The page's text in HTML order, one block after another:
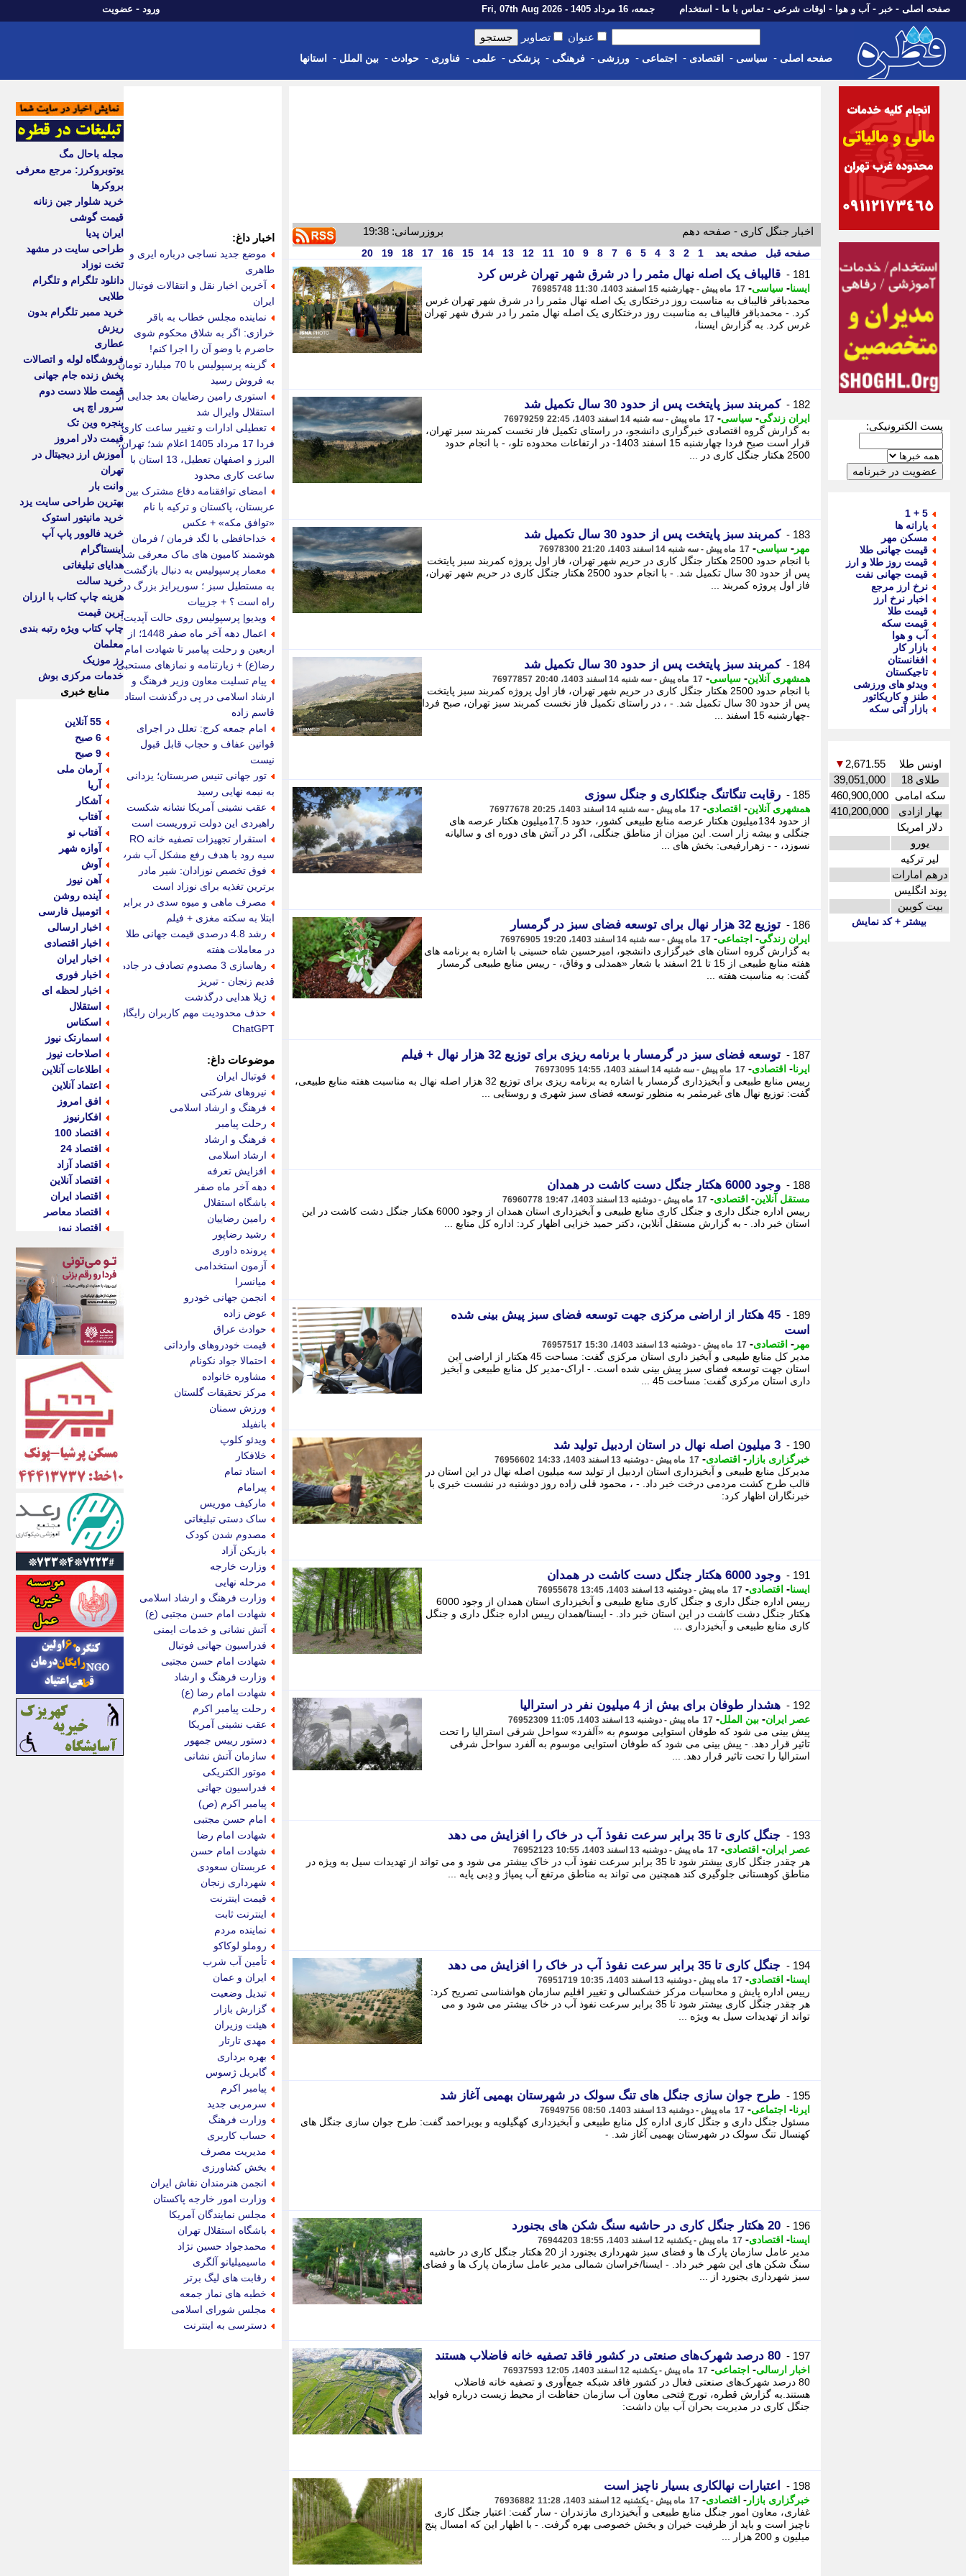
صفحه اصلی - خبر - آب و هوا - اوقات شرعی - تماس با ما - استخدام جمعه، 16 مرداد 1405 - Fri, 07th Aug 2026 ورود - عضویت
عنوان تصاویر
صفحه اصلی - سیاسی - اقتصادی - اجتماعی - ورزشی - فرهنگی - پزشکی - علمی - فناوری - حوادث - بین الملل - استانها
پست الکترونیکی:
5 + 1
یارانه ها
مسکن مهر
قیمت جهانی طلا
قیمت روز طلا و ارز
قیمت جهانی نفت
نرخ ارز مرجع
اخبار نرخ ارز
قیمت طلا
قیمت سکه
آب و هوا
بازار کار
افغانستان
تاجیکستان
ویدئو های ورزشی
طنز و کاریکاتور
بازار آتی سکه
اونس طلا 2,671.55
▼
طلای 18
39,051,000
سکه امامی 460,900,000
بهار ازادی
410,200,000
دلار امریکا
یورو
لیر ترکیه
درهم امارات
پوند انگلیس
بیت کویین
بیشتر + کد نمایش
اخبار جنگل کاری - صفحه دهم بروزرسانی: 19:38
صفحه قبل صفحه بعد 1
2
3
4
5
6
7
8
9
10
11
12
13
14
15
16
17
18
19
20
181 - قالیباف یک اصله نهال مثمر را در شرق شهر تهران غرس کرد
ایسنا- سیاسی- 17 ماه پیش - چهارشنبه 15 اسفند 1403، 11:30 76985748
محمدباقر قالیباف به مناسبت روز درختکاری یک اصله نهال مثمر را در شرق شهر تهران غرس
کرد. - محمدباقر قالیباف به مناسبت روز درختکاری یک اصله نهال مثمر را در شرق شهر تهران
غرس کرد. به گزارش ایسنا،
182 - کمربند سبز پایتخت پس از حدود 30 سال تکمیل شد
ایران زندگی- سیاسی- 17 ماه پیش - سه شنبه 14 اسفند 1403، 22:45 76979259
به گزارش گروه اقتصادی خبرگزاری دانشجو، در راستای تکمیل فاز نخست کمربند سبز تهران،
قرار است صبح فردا چهارشنبه 15 اسفند 1403- در ارتفاعات محدوده تلو، - با انجام حدود
2500 هکتار جنگل کاری در ...
183 - کمربند سبز پایتخت پس از حدود 30 سال تکمیل شد
مهر - سیاسی- 17 ماه پیش - سه شنبه 14 اسفند 1403، 21:20 76978300
با انجام حدود 2500 هکتار جنگل کاری در حریم شهر تهران، فاز اول پروژه کمربند سبز پایتخت
پس از حدود 30 سال تکمیل شد. - با انجام حدود 2500 هکتار جنگل کاری در حریم شهر تهران،
فاز اول پروژه کمربند ...
184 - کمربند سبز پایتخت پس از حدود 30 سال تکمیل شد
همشهری آنلاین- سیاسی- 17 ماه پیش - سه شنبه 14 اسفند 1403، 20:40 76977857
با انجام حدود 2500 هکتار جنگل کاری در حریم شهر تهران، فاز اول پروژه کمربند سبز پایتخت
پس از حدود 30 سال تکمیل شد. - ، در راستای تکمیل فاز نخست کمربند سبز تهران، صبح فردا
-چهارشنبه 15 اسفند ...
185 - رقابت تنگاتنگ جنگلکاری و جنگل سوزی
همشهری آنلاین- اقتصادی- 17 ماه پیش - سه شنبه 14 اسفند 1403، 20:25 76977678
از حدود 134میلیون هکتار عرصه منابع طبیعی کشور، حدود 17.5میلیون هکتار عرصه های
جنگلی و بیشه زار است. این میزان از مناطق جنگلی، اگر در آتش های دوره ای و سالیانه
نسوزد، - - زهرارفیعی: بخش های ...
186 - توزیع 32 هزار نهال برای توسعه فضای سبز در گرمسار
ایران زندگی- اجتماعی- 17 ماه پیش - سه شنبه 14 اسفند 1403، 19:20 76976905
به گزارش گروه استان های خبرگزاری دانشجو، امیرحسین شاه حسینی با اشاره به برنامه های
هفته منابع طبیعی از 15 تا 21 اسفند با شعار «همدلی و وفاق، - رییس منابع طبیعی گرمسار
گفت: به مناسبت هفته ...
187 - توسعه فضای سبز در گرمسار با برنامه ریزی برای توزیع 32 هزار نهال + فیلم
ایرنا- اقتصادی- 17 ماه پیش - سه شنبه 14 اسفند 1403، 14:55 76973095
رییس منابع طبیعی و آبخیزداری گرمسار با اشاره به برنامه ریزی برای توزیع 32 هزار اصله نهال به مناسبت هفته منابع طبیعی،
گفت: توزیع نهال های غیرمثمر به منظور توسعه فضای سبز شهری و روستایی ...
188 - وجود 6000 هکتار جنگل دست کاشت در همدان
مستقل آنلاین- اقتصادی- 17 ماه پیش - دوشنبه 13 اسفند 1403، 19:47 76960778
رییس اداره جنگل داری و جنگل کاری منابع طبیعی و آبخیزداری استان همدان از وجود 6000 هکتار جنگل دشت کاشت در این
استان خبر داد. - به گزارش مستقل آنلاین، دکتر حمید خزایی اظهار کرد: اداره کل منابع ...
189 -
45 هکتار از اراضی مرکزی جهت توسعه فضای سبز پیش بینی شده
است
مهر - اقتصادی- 17 ماه پیش - دوشنبه 13 اسفند 1403، 15:30 76957517
مدیر کل منابع طبیعی و آبخیز داری استان مرکزی گفت: مساحت 45 هکتار از اراضی این
استان جهت توسعه فضای سبز پیش بینی شده است. - اراک-مدیر کل منابع طبیعی و آبخیز
داری استان مرکزی گفت: مساحت 45 ...
190 - 3 میلیون اصله نهال در استان اردبیل تولید شد
خبرگزاری بازار - اقتصادی- 17 ماه پیش - دوشنبه 13 اسفند 1403، 14:33 76956602
مدیرکل منابع طبیعی و آبخیزداری استان اردبیل از تولید سه میلیون اصله نهال در این استان در
قالب طرح کشت مردمی درخت خبر داد. - ، محمود قلی زاده روز دوشنبه در نشست خبری با
خبرنگاران اظهار کرد:
191 - وجود 6000 هکتار جنگل دست کاشت در همدان
ایسنا- اقتصادی- 17 ماه پیش - دوشنبه 13 اسفند 1403، 13:45 76955678
رییس اداره جنگل داری و جنگل کاری منابع طبیعی و آبخیزداری استان همدان از وجود 6000
هکتار جنگل دشت کاشت در این استان خبر داد. - ایسنا/همدان رییس اداره جنگل داری و جنگل
کاری منابع طبیعی و آبخیزداری ...
192 - هشدار طوفان برای بیش از 4 میلیون نفر در استرالیا
عصر ایران- بین الملل- 17 ماه پیش - دوشنبه 13 اسفند 1403، 11:05 76952309
پیش بینی می شود که طوفان استوایی موسوم به «آلفرد» سواحل شرقی استرالیا را تحت
تاثیر قرار دهد. - پیش بینی می شود که طوفان استوایی موسوم به آلفرد سواحل شرقی
استرالیا را تحت تاثیر قرار دهد. ...
193 - جنگل کاری تا 35 برابر سرعت نفوذ آب در خاک را افزایش می دهد
عصر ایران- اقتصادی- 17 ماه پیش - دوشنبه 13 اسفند 1403، 10:55 76952123
هر چقدر جنگل کاری بیشتر شود تا 35 برابر سرعت نفوذ آب در خاک بیشتر می شود و می تواند از تهدیدات سیل به ویژه در
مناطق کوهستانی جلوگیری کند همچنین می تواند به مناطق مرتفع آب پمپاژ و دِبی پایه ...
194 - جنگل کاری تا 35 برابر سرعت نفوذ آب در خاک را افزایش می دهد
ایسنا- اقتصادی- 17 ماه پیش - دوشنبه 13 اسفند 1403، 10:35 76951719
رییس اداره پایش و محاسبات مرکز خشکسالی و تغییر اقلیم سازمان هواشناسی تصریح کرد:
هر چقدر جنگل کاری بیشتر شود تا 35 برابر سرعت نفوذ آب در خاک بیشتر می شود و می
تواند از تهدیدات سیل به ویژه ...
195 - طرح جوان سازی جنگل های تنگ سولک در شهرستان بهمیی آغاز شد
ایرنا- اجتماعی- 17 ماه پیش - دوشنبه 13 اسفند 1403، 08:50 76949756
مسئول جنگل داری و جنگل کاری اداره کل منابع طبیعی و آبخیزداری کهگیلویه و بویراحمد گفت: طرح جوان سازی جنگل های
کهنسال تنگ سولک در شهرستان بهمیی آغاز شد. -
196 - 20 هکتار جنگل کاری در حاشیه سنگ شکن های بجنورد
ایسنا- اقتصادی- 17 ماه پیش - یکشنبه 12 اسفند 1403، 18:55 76944203
مدیر عامل سازمان پارک ها و فضای سبز شهرداری بجنورد از 20 هکتار جنگل کاری در حاشیه
سنگ شکن های این شهر خبر داد. - ایسنا/خراسان شمالی مدیر عامل سازمان پارک ها و فضای
سبز شهرداری بجنورد از ...
197 - 80 درصد شهرک‌های صنعتی در کشور فاقد تصفیه خانه فاضلاب هستند
اخبار ارسالی- اجتماعی- 17 ماه پیش - یکشنبه 12 اسفند 1403، 12:05 76937593
80 درصد شهرک‌های صنعتی فعال در کشور فاقد شبکه جمع‌آوری و تصفیه خانه فاضلاب
هستند.به گزارش قطره، تورج فتحی معاون آب سازمان حفاظت از محیط زیست درباره فواید
جنگل کاری در مدیریت بحران آب بیان داشت:
198 - اعتبارات نهالکاری بسیار ناچیز است
خبرگزاری بازار - اقتصادی- 17 ماه پیش - یکشنبه 12 اسفند 1403، 11:28 76936882
غفاری، معاون امور جنگل منابع طبیعی و آبخیزداری مازندران - سار گفت: اعتبار جنگل کاری
ناچیز است و باید از ظرفیت خیران و بخش خصوصی بهره گرفت. - با اظهار این که امسال پنج
میلیون و 200 هزار ...
اخبار داغ:
موضع جدید نساجی درباره ایری و
طاهری
آخرین اخبار نقل و انتقالات فوتبال
ایران
نماینده مجلس خطاب به باقر
خرازی: اگر به شلاق محکوم شوی
حاضرم با وضو آن را اجرا کنم!
گزینه پرسپولیس با 70 میلیارد تومان
به فروش رسید
استوری رامین رضاییان بعد جدایی از
استقلال وایرال شد
تعطیلی ادارات و تغییر ساعت کاری
فردا 17 مرداد 1405 اعلام شد؛ تهران،
البرز و اصفهان تعطیل، 13 استان با
ساعت کاری محدود
امضای توافقنامه دفاع مشترک بین
عربستان، پاکستان و ترکیه با نام
«توافق مکه» + عکس
خداحافظی با لگد فرمان / فرمان
هوشمند کامیون های ماک معرفی شد
معمار پرسپولیس به دنبال بازگشت
به مستطیل سبز ؛ سورپرایز بزرگ در
راه است ؟ + جزییات
ویدیو| پرسپولیس روی حالت آپدیت!
اعمال دهه آخر ماه صفر 1448؛ از
اربعین و رحلت پیامبر تا شهادت امام
رضا(ع) + زیارتنامه و نمازهای مستحبی
پیام تسلیت معاون وزیر فرهنگ و
ارشاد اسلامی در پی درگذشت استاد
قاسم زاده
امام جمعه کرج: تعلل در اجرای
قوانین عفاف و حجاب قابل قبول
نیست
تور جهانی تنیس صربستان؛ یزدانی
به نیمه نهایی رسید
عقب نشینی آمریکا نشانه شکست
راهبردی این دولت تروریست است
استقرار تجهیزات تصفیه خانه RO
سیه رود با هدف رفع مشکل آب شرب
فوق تخصص نوزادان: شیر مادر
برترین تغذیه برای نوزاد است
مصرف ماهی و میوه سدی در برابر
ابتلا به سکته مغزی + فیلم
رشد 4.8 درصدی قیمت جهانی طلا
در معاملات هفته
رهاسازی 3 مصدوم تصادف در جاده
قدیم زنجان - تبریز
ژیلا هدایی درگذشت
حذف محدودیت مهم کاربران رایگان
ChatGPT
موضوعات داغ:
فوتبال ایران
نیروهای شرکتی
فرهنگ و ارشاد اسلامی
رحلت پیامبر
فرهنگ و ارشاد
ارشاد اسلامی
افزایش تعرفه
دهه آخر ماه صفر
باشگاه استقلال
رامین رضاییان
رشید رضاپور
پرونده داوری
آزمون استخدامی
میانسرا
انجمن جهانی خودرو
عوض زاده
حوادث عراق
قیمت خودروهای وارداتی
احتمالا جواد نکونام
مشاوره خانواده
مرکز تحقیقات گلستان
ورزش سمنان
بانفیلد
ویدئو کلوپ
خلافکار
استاد تمام
پیرامام
مارکیف موریس
ساک دستی تبلیغاتی
مصدوم شدن کودک
بازیکن آزاد
وزارت خارجه
مرحله نهایی
وزارت فرهنگ و ارشاد اسلامی
شهادت امام حسن مجتبی (ع)
آتش نشانی و خدمات ایمنی
فدراسیون جهانی فوتبال
شهادت امام حسن مجتبی
وزارت فرهنگ و ارشاد
شهادت امام رضا (ع)
رحلت پیامبر اکرم
عقب نشینی آمریکا
دستور رییس جمهور
سازمان آتش نشانی
موتور الکتریکی
فدراسیون جهانی
پیامبر اکرم (ص)
امام حسن مجتبی
شهادت امام رضا
شهادت امام حسن
عربستان سعودی
شهرداری زنجان
قیمت اینترنت
اینترنت ثابت
نماینده مردم
روملو لوکاکو
تأمین آب شرب
ایران و عمان
تبدیل وضعیت
گزارش بازار
هیئت وزیران
مهدی تارتار
بهره برداری
گابریل ژسوس
پیامبر اکرم
سرمربی جدید
وزارت فرهنگ
حساب کاربری
مدیریت مصرف
بخش کشاورزی
انجمن هنرمندان نقاش ایران
وزارت امور خارجه پاکستان
مجلس نمایندگان آمریکا
باشگاه استقلال تهران
محمدجواد حسین نژاد
ماسیمیلیانو آلگری
رقابت های لیگ برتر
خطبه های نماز جمعه
مجلس شورای اسلامی
دسترسی به اینترنت
مجله باحال مگ
یوتوبروکرز: مرجع معرفی
بروکرها
خرید شلوار جین زنانه
قیمت گوشی
ایران پدیا
طراحی سایت در مشهد
تخت نوزاد
دانلود تلگرام و تلگرام
طلایی
خرید ممبر تلگرام بدون
ریزش
عطاری
فروشگاه لوله و اتصالات
پخش زنده جام جهانی
قیمت طلا دست دوم
سرور اچ پی
پنجره وین تک
قیمت دلار امروز
آموزش ارز دیجیتال در
تهران
وانت بار
بهترین طراحی سایت یزد
خرید مانیتور استوک
خرید فالوور پاپ آپ
اینستاگرام
هدایای تبلیغاتی
خرید سالت
هزینه چاپ کتاب با ارزان
ترین قیمت
چاپ کتاب ویژه رتبه بندی
معلمان
رز موزیک
خدمات مرکزی بوش
منابع خبری
55 آنلاین
6 صبح
9 صبح
آرمان ملی
آریا
آشکار
آفتاب
آفتاب نو
آوازه شهر
آوش
آهن نیوز
آینده روشن
اتومبیل فارسی
اخبار ارسالی
اخبار اقتصادی
اخبار ایران
اخبار فوری
اخبار لحظه ای
استقلال
اسکناس
اسمارتک نیوز
اصلاحات نیوز
اطلاعات آنلاین
اعتماد آنلاین
افق امروز
افکارنیوز
اقتصاد 100
اقتصاد 24
اقتصاد آزاد
اقتصاد آنلاین
اقتصاد ایران
اقتصاد معاصر
اقتصاد نیوز
اکوفارس
اکونگار
اکونیوز
الف
انتشار آنلاین
اندیشه قرن
اندیشه معاصر
اندیشه ها
انرژی پرس
ای استخدام
ایتنا
ایراف
ایران آرت
ایران آنلاین
ایران زندگی
ایران فوری
ایرانی روز
ایرانیتال
ایرنا
ایسکانیوز
ایسنا
ایکنا
ایلنا
اینتیتر
ایونا نیوز
بازتاب آنلاین
باشگاه خبرنگاران
باغستان نیوز
بامبوک
ببین و بخون
بدینسان
بنکر